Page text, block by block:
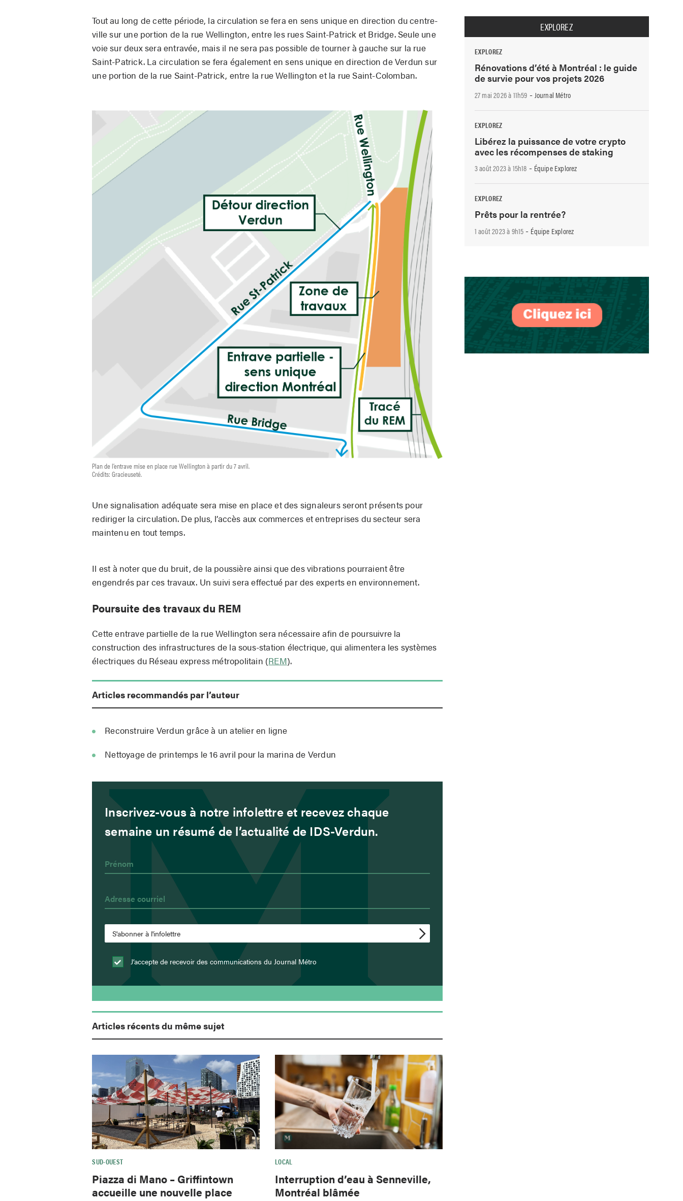
Tout au long de cette période, la circulation se fera en sens unique en direction du centre-
ville sur une portion de la rue Wellington, entre les rues Saint-Patrick et Bridge. Seule une
voie sur deux sera entravée, mais il ne sera pas possible de tourner à gauche sur la rue
Saint-Patrick. La circulation se fera également en sens unique en direction de Verdun sur
une portion de la rue Saint-Patrick, entre la rue Wellington et la rue Saint-Colomban.
Plan de l’entrave mise en place rue Wellington à partir du 7 avril.
Crédits: Gracieuseté.
Une signalisation adéquate sera mise en place et des signaleurs seront présents pour
rediriger la circulation. De plus, l’accès aux commerces et entreprises du secteur sera
maintenu en tout temps.
Il est à noter que du bruit, de la poussière ainsi que des vibrations pourraient être
engendrés par ces travaux. Un suivi sera effectué par des experts en environnement.
Poursuite des travaux du REM
Cette entrave partielle de la rue Wellington sera nécessaire afin de poursuivre la
construction des infrastructures de la sous-station électrique, qui alimentera les systèmes
électriques du Réseau express métropolitain (REM).
Articles recommandés par l’auteur
Reconstruire Verdun grâce à un atelier en ligne
Nettoyage de printemps le 16 avril pour la marina de Verdun
Inscrivez-vous à notre infolettre et recevez chaque
semaine un résumé de l’actualité de IDS-Verdun.
J’accepte de recevoir des communications du Journal Métro
Articles récents du même sujet
SUD-OUEST
Piazza di Mano – Griffintown
accueille une nouvelle place
LOCAL
Interruption d’eau à Senneville,
Montréal blâmée
EXPLOREZ
EXPLOREZ
Rénovations d’été à Montréal : le guide
de survie pour vos projets 2026
27 mai 2026 à 11h59 - Journal Métro
EXPLOREZ
Libérez la puissance de votre crypto
avec les récompenses de staking
3 août 2023 à 15h18 - Équipe Explorez
EXPLOREZ
Prêts pour la rentrée?
1 août 2023 à 9h15 - Équipe Explorez